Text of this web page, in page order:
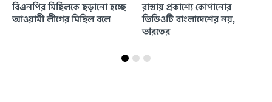
বিএনপির মিছিলকে ছড়ানো হচ্ছে
আওয়ামী লীগের মিছিল বলে
রাস্তায় প্রকাশ্যে কোপানোর
ভিডিওটি বাংলাদেশের নয়,
ভারতের